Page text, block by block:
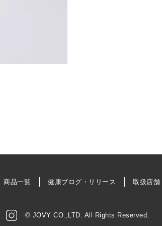
商品一覧 健康ブログ・リリース 取扱店舗
© JOVY CO.,LTD. All Rights Reserved.